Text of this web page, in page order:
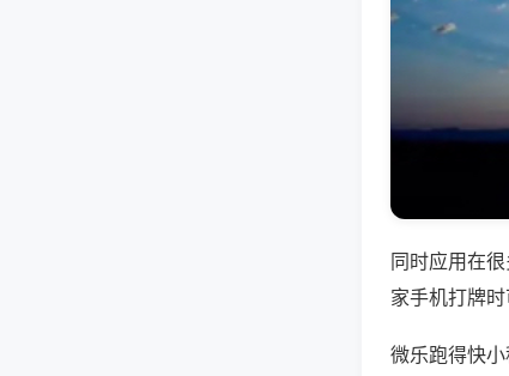
同时应用在
家手机打牌
微乐跑得快